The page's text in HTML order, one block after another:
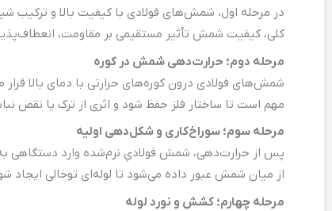
در مرحله اول، شمش‌های فولادی با کیفیت بالا و ترکیب
کلی، کیفیت شمش تأثیر مستقیمی بر مقاومت،
مرحله دوم؛ حرارت‌دهی شمش در کوره
شمش‌های فولادی درون کوره‌های حرارتی با دمای بالا
مهم است تا ساختار فلز حفظ شود و اثری از ترک یا نقص
مرحله سوم؛ سوراخ‌کاری و شکل‌دهی اولیه
پس از حرارت‌دهی، شمش فولادیِ نرم‌شده وارد دستگاهی
از میان شمش عبور داده می‌شود تا لوله‌ای توخالی ایجاد
مرحله چهارم؛ کشش و نورد لوله